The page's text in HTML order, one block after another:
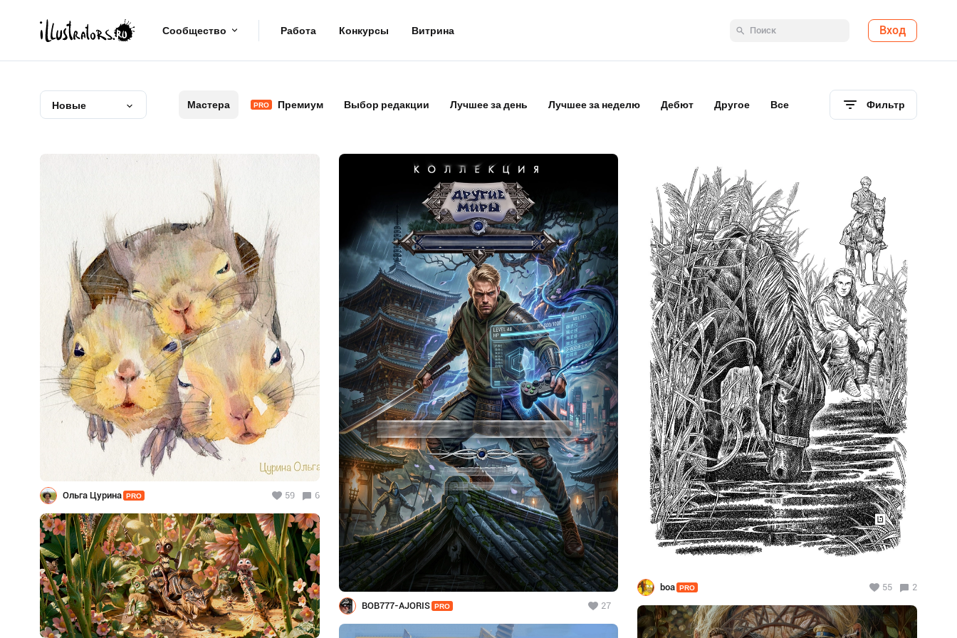
Сообщество Работа Конкурсы Витрина Вход
Новые Мастера PRO Премиум Выбор редакции Лучшее за день Лучшее за неделю Дебют Другое Все Фильтр
Ольга Цурина PRO 59 6
BOB777-AJORIS PRO 27
boa PRO 55 2